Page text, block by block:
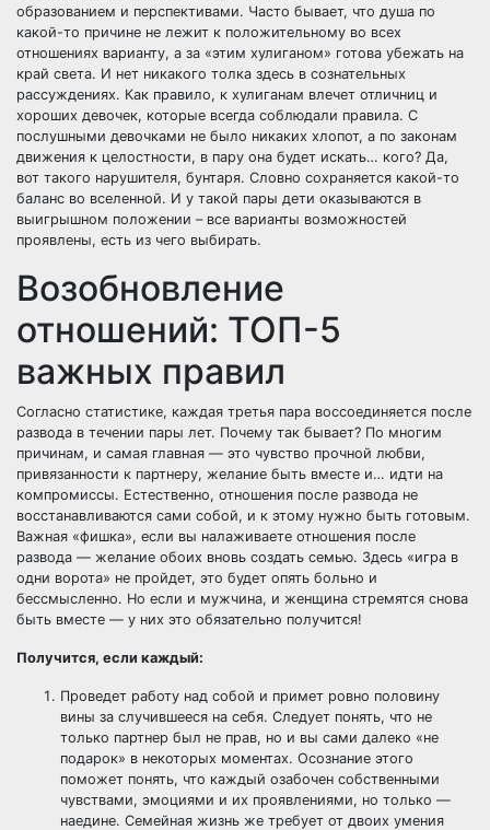
образованием и перспективами. Часто бывает, что душа по
какой-то причине не лежит к положительному во всех
отношениях варианту, а за «этим хулиганом» готова убежать на
край света. И нет никакого толка здесь в сознательных
рассуждениях. Как правило, к хулиганам влечет отличниц и
хороших девочек, которые всегда соблюдали правила. С
послушными девочками не было никаких хлопот, а по законам
движения к целостности, в пару она будет искать… кого? Да,
вот такого нарушителя, бунтаря. Словно сохраняется какой-то
баланс во вселенной. И у такой пары дети оказываются в
выигрышном положении – все варианты возможностей
проявлены, есть из чего выбирать.
Возобновление
отношений: ТОП-5
важных правил
Согласно статистике, каждая третья пара воссоединяется после
развода в течении пары лет. Почему так бывает? По многим
причинам, и самая главная — это чувство прочной любви,
привязанности к партнеру, желание быть вместе и… идти на
компромиссы. Естественно, отношения после развода не
восстанавливаются сами собой, и к этому нужно быть готовым.
Важная «фишка», если вы налаживаете отношения после
развода — желание обоих вновь создать семью. Здесь «игра в
одни ворота» не пройдет, это будет опять больно и
бессмысленно. Но если и мужчина, и женщина стремятся снова
быть вместе — у них это обязательно получится!
Получится, если каждый:
Проведет работу над собой и примет ровно половину
вины за случившееся на себя. Следует понять, что не
только партнер был не прав, но и вы сами далеко «не
подарок» в некоторых моментах. Осознание этого
поможет понять, что каждый озабочен собственными
чувствами, эмоциями и их проявлениями, но только —
наедине. Семейная жизнь же требует от двоих умения